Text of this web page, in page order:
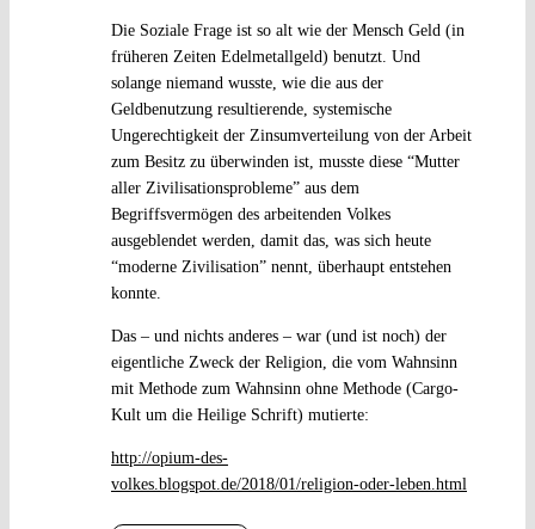
Die Soziale Frage ist so alt wie der Mensch Geld (in
früheren Zeiten Edelmetallgeld) benutzt. Und
solange niemand wusste, wie die aus der
Geldbenutzung resultierende, systemische
Ungerechtigkeit der Zinsumverteilung von der Arbeit
zum Besitz zu überwinden ist, musste diese “Mutter
aller Zivilisationsprobleme” aus dem
Begriffsvermögen des arbeitenden Volkes
ausgeblendet werden, damit das, was sich heute
“moderne Zivilisation” nennt, überhaupt entstehen
konnte.
Das – und nichts anderes – war (und ist noch) der
eigentliche Zweck der Religion, die vom Wahnsinn
mit Methode zum Wahnsinn ohne Methode (Cargo-
Kult um die Heilige Schrift) mutierte:
http://opium-des-
volkes.blogspot.de/2018/01/religion-oder-leben.html